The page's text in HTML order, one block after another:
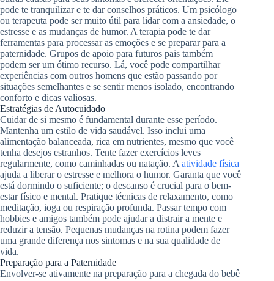
pode te tranquilizar e te dar conselhos práticos. Um psicólogo
ou terapeuta pode ser muito útil para lidar com a ansiedade, o
estresse e as mudanças de humor. A terapia pode te dar
ferramentas para processar as emoções e se preparar para a
paternidade. Grupos de apoio para futuros pais também
podem ser um ótimo recurso. Lá, você pode compartilhar
experiências com outros homens que estão passando por
situações semelhantes e se sentir menos isolado, encontrando
conforto e dicas valiosas.
Estratégias de Autocuidado
Cuidar de si mesmo é fundamental durante esse período.
Mantenha um estilo de vida saudável. Isso inclui uma
alimentação balanceada, rica em nutrientes, mesmo que você
tenha desejos estranhos. Tente fazer exercícios leves
regularmente, como caminhadas ou natação. A atividade física
ajuda a liberar o estresse e melhora o humor. Garanta que você
está dormindo o suficiente; o descanso é crucial para o bem-
estar físico e mental. Pratique técnicas de relaxamento, como
meditação, ioga ou respiração profunda. Passar tempo com
hobbies e amigos também pode ajudar a distrair a mente e
reduzir a tensão. Pequenas mudanças na rotina podem fazer
uma grande diferença nos sintomas e na sua qualidade de
vida.
Preparação para a Paternidade
Envolver-se ativamente na preparação para a chegada do bebê